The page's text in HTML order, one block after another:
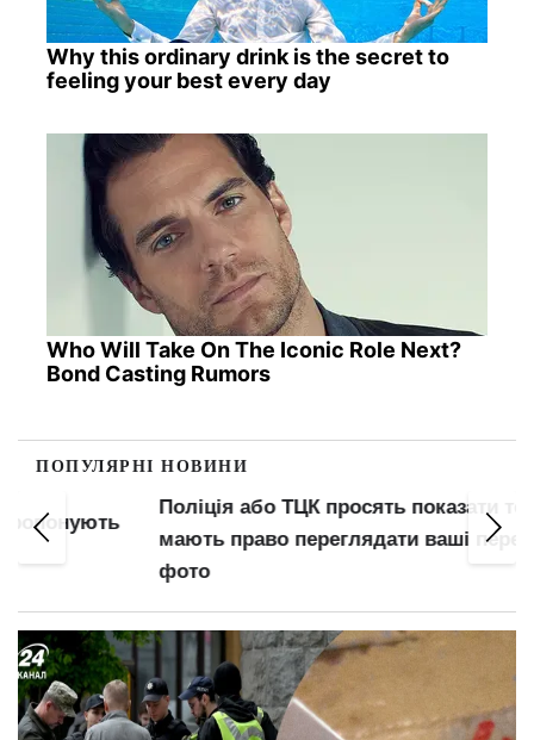
Why this ordinary drink is the secret to
feeling your best every day
Who Will Take On The Iconic Role Next?
Bond Casting Rumors
ПОПУЛЯРНІ НОВИНИ
Поліція або ТЦК просять показати телефон: чи
мають право переглядати ваші переписки та